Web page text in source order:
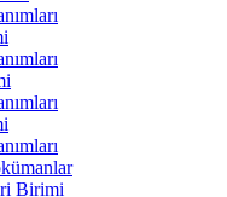
Birimi